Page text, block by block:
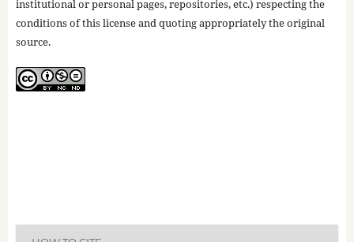
institutional or personal pages, repositories, etc.) respecting the
conditions of this license and quoting appropriately the original
source.